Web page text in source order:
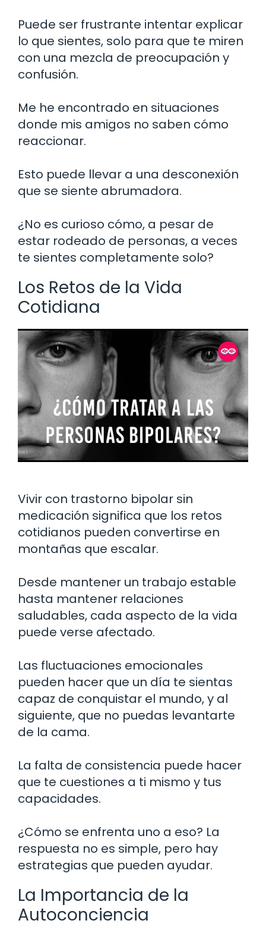
Puede ser frustrante intentar explicar
lo que sientes, solo para que te miren
con una mezcla de preocupación y
confusión.
Me he encontrado en situaciones
donde mis amigos no saben cómo
reaccionar.
Esto puede llevar a una desconexión
que se siente abrumadora.
¿No es curioso cómo, a pesar de
estar rodeado de personas, a veces
te sientes completamente solo?
Los Retos de la Vida
Cotidiana
Vivir con trastorno bipolar sin
medicación significa que los retos
cotidianos pueden convertirse en
montañas que escalar.
Desde mantener un trabajo estable
hasta mantener relaciones
saludables, cada aspecto de la vida
puede verse afectado.
Las fluctuaciones emocionales
pueden hacer que un día te sientas
capaz de conquistar el mundo, y al
siguiente, que no puedas levantarte
de la cama.
La falta de consistencia puede hacer
que te cuestiones a ti mismo y tus
capacidades.
¿Cómo se enfrenta uno a eso? La
respuesta no es simple, pero hay
estrategias que pueden ayudar.
La Importancia de la
Autoconciencia